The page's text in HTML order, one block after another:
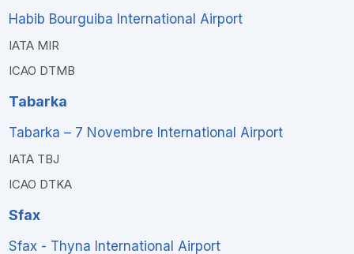
Habib Bourguiba International Airport
IATA MIR
ICAO DTMB
Tabarka
Tabarka – 7 Novembre International Airport
IATA TBJ
ICAO DTKA
Sfax
Sfax - Thyna International Airport